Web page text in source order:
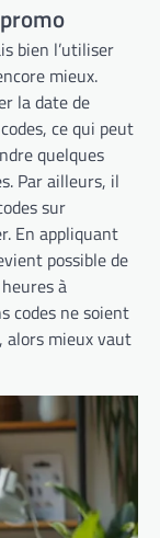
bien l’utiliser
mieux.
la date de
ce qui peut
quelques
Par ailleurs, il
sur
En appliquant
possible de
à
codes ne soient
alors mieux vaut